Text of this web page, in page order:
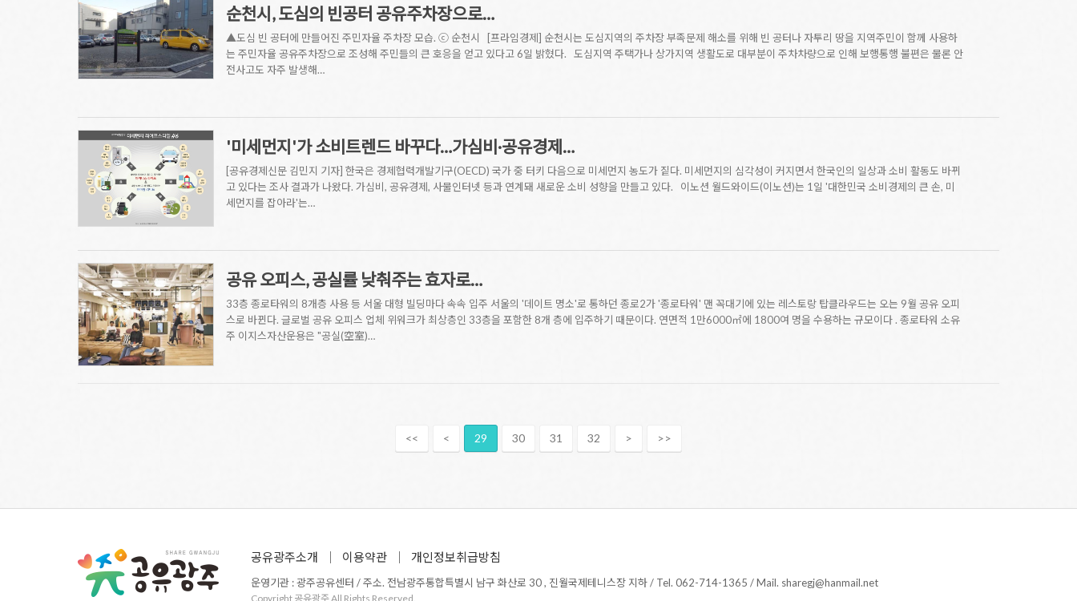
순천시, 도심의 빈공터 공유주차장으로…
▲도심 빈 공터에 만들어진 주민자율 주차장 모습. ⓒ 순천시 [프라임경제] 순천시는 도심지역의 주차장 부족문제 해소를 위해 빈 공터나 자투리 땅을 지역주민이 함께 사용하
는 주민자율 공유주차장으로 조성해 주민들의 큰 호응을 얻고 있다고 6일 밝혔다. 도심지역 주택가나 상가지역 생활도로 대부분이 주차차량으로 인해 보행통행 불편은 물론 안
전사고도 자주 발생해…
'미세먼지'가 소비트렌드 바꾸다…가심비·공유경제…
[공유경제신문 김민지 기자] 한국은 경제협력개발기구(OECD) 국가 중 터키 다음으로 미세먼지 농도가 짙다. 미세먼지의 심각성이 커지면서 한국인의 일상과 소비 활동도 바뀌
고 있다는 조사 결과가 나왔다. 가심비, 공유경제, 사물인터넷 등과 연계돼 새로운 소비 성향을 만들고 있다. 이노션 월드와이드(이노션)는 1일 '대한민국 소비경제의 큰 손, 미
세먼지를 잡아라'는…
공유 오피스, 공실률 낮춰주는 효자로…
33층 종로타워의 8개층 사용 등 서울 대형 빌딩마다 속속 입주 서울의 '데이트 명소'로 통하던 종로2가 '종로타워' 맨 꼭대기에 있는 레스토랑 탑클라우드는 오는 9월 공유 오피
스로 바뀐다. 글로벌 공유 오피스 업체 위워크가 최상층인 33층을 포함한 8개 층에 입주하기 때문이다. 연면적 1만6000㎡에 1800여 명을 수용하는 규모이다 . 종로타워 소유
주 이지스자산운용은 "공실(空室)…
<< < 29 30 31 32 > >>
공유광주소개 이용약관 개인정보취급방침
운영기관 : 광주공유센터 / 주소. 전남광주통합특별시 남구 화산로 30 , 진월국제테니스장 지하 / Tel. 062-714-1365 / Mail. sharegj@hanmail.net
Copyright 공유광주 All Rights Reserved.